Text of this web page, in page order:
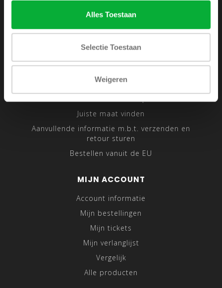
Alles Toestaan
Selectie Toestaan
Weigeren
Privacy Policy
Sitemap
Traveling Tailor
Juiste maat vinden
Aanvullende informatie m.b.t. verzenden en
retour sturen
Bestellen vanuit de EU
MIJN ACCOUNT
Account informatie
Mijn bestellingen
Mijn tickets
Mijn verlanglijst
Vergelijk
Alle producten